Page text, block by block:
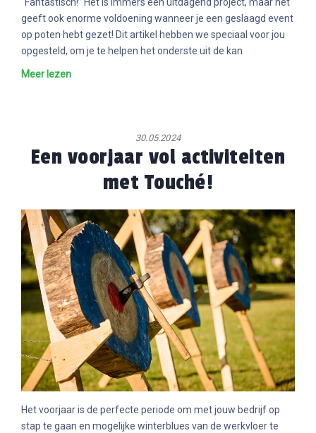
TOUCHÉ
FR EN
geeft ook enorme voldoening wanneer je een geslaagd event
op poten hebt gezet! Dit artikel hebben we speciaal voor jou
opgesteld, om je te helpen het onderste uit de kan
Meer lezen
30.05.2024
Een voorjaar vol activiteiten
met Touché!
Het voorjaar is de perfecte periode om met jouw bedrijf op
stap te gaan en mogelijke winterblues van de werkvloer te